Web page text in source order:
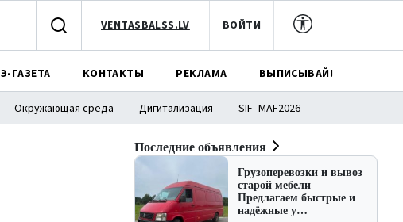
VENTASBALSS.LV ВОЙТИ
Э-ГАЗЕТА КОНТАКТЫ РЕКЛАМА ВЫПИСЫВАЙ!
Окружающая среда Дигитализация SIF_MAF2026
Последние объявления
Грузоперевозки и вывоз
старой мебели
Предлагаем быстрые и
надёжные у…